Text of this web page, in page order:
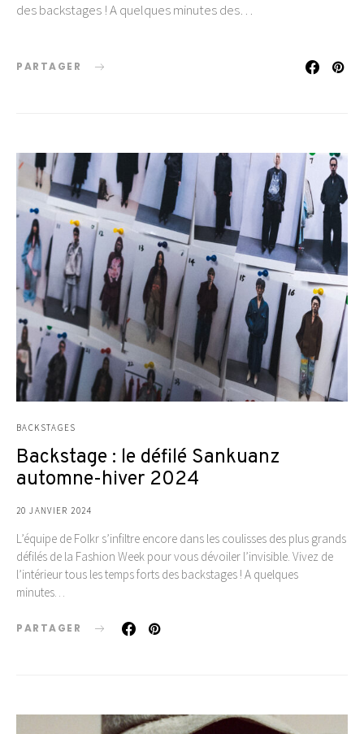
des backstages ! A quelques minutes des…
PARTAGER
BACKSTAGES
Backstage : le défilé Sankuanz
automne-hiver 2024
20 JANVIER 2024
L’équipe de Folkr s’infiltre encore dans les coulisses des plus grands
défilés de la Fashion Week pour vous dévoiler l’invisible. Vivez de
l’intérieur tous les temps forts des backstages ! A quelques
minutes…
PARTAGER